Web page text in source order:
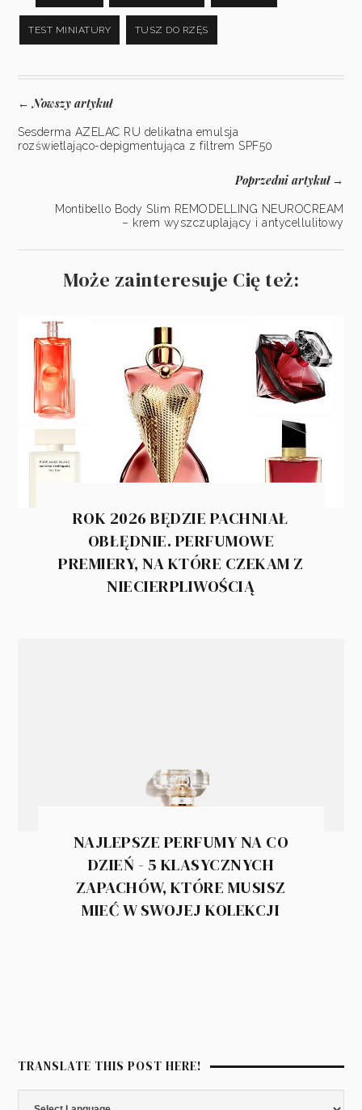
TEST MINIATURY TUSZ DO RZĘS
←Nowszy artykuł
Sesderma AZELAC RU delikatna emulsja
rozświetlająco-depigmentująca z filtrem SPF50
Poprzedni artykuł→
Montibello Body Slim REMODELLING NEUROCREAM
– krem wyszczuplający i antycellulitowy
Może zainteresuje Cię też:
ROK 2026 BĘDZIE PACHNIAŁ
OBŁĘDNIE. PERFUMOWE
PREMIERY, NA KTÓRE CZEKAM Z
NIECIERPLIWOŚCIĄ
NAJLEPSZE PERFUMY NA CO
DZIEŃ - 5 KLASYCZNYCH
ZAPACHÓW, KTÓRE MUSISZ
MIEĆ W SWOJEJ KOLEKCJI
TRANSLATE THIS POST HERE!